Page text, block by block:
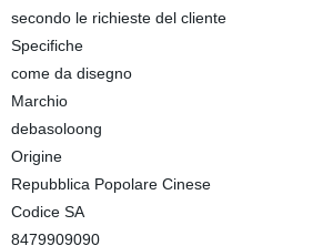
secondo le richieste del cliente
Specifiche
come da disegno
Marchio
debasoloong
Origine
Repubblica Popolare Cinese
Codice SA
8479909090